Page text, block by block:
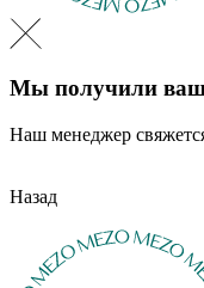
Мы получили
Наш менеджер
Назад